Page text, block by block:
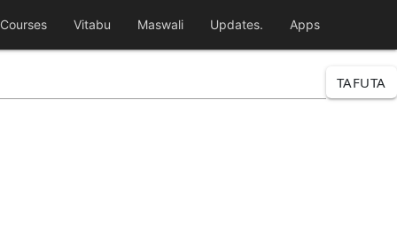
Courses Vitabu Maswali Updates. Apps
TAFUTA